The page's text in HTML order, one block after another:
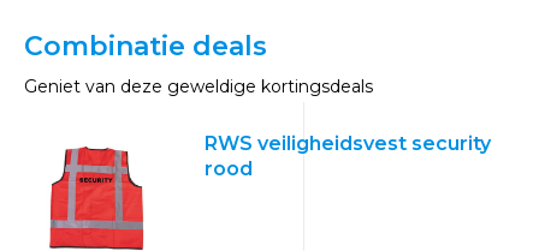
Combinatie deals
Geniet van deze geweldige kortingsdeals
RWS veiligheidsvest security
rood